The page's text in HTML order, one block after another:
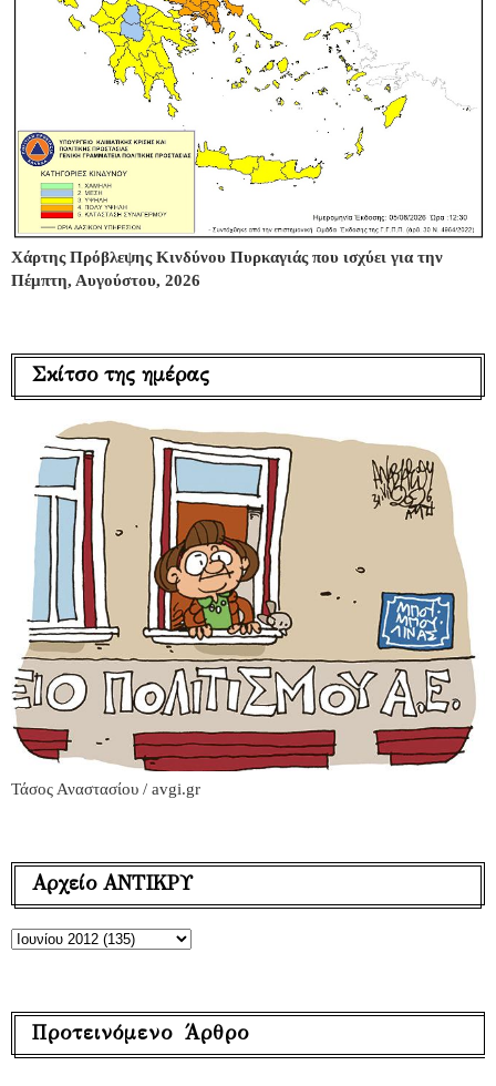
Χάρτης Πρόβλεψης Κινδύνου Πυρκαγιάς που ισχύει για την
Πέμπτη, Αυγούστου, 2026
Σκίτσο της ημέρας
Τάσος Αναστασίου / avgi.gr
Αρχείο ΑΝΤΙΚΡΥ
Προτεινόμενο Άρθρο